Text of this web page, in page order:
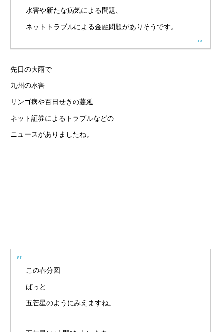
水害や新たな病気による問題、
ネットトラブルによる金融問題がありそうです。
先日の大雨で
九州の水害
リンゴ病や百日せきの蔓延
ネット証券によるトラブルなどの
ニュースがありましたね。
この春分図
ぱっと
五芒星のようにみえますね。